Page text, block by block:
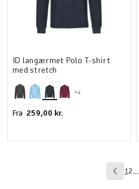
+4
ID langærmet Polo T-shirt
med stretch
Fra 259,00 kr.
12...